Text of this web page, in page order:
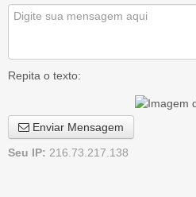
Repita o texto:
Enviar Mensagem
Seu IP: 216.73.217.138